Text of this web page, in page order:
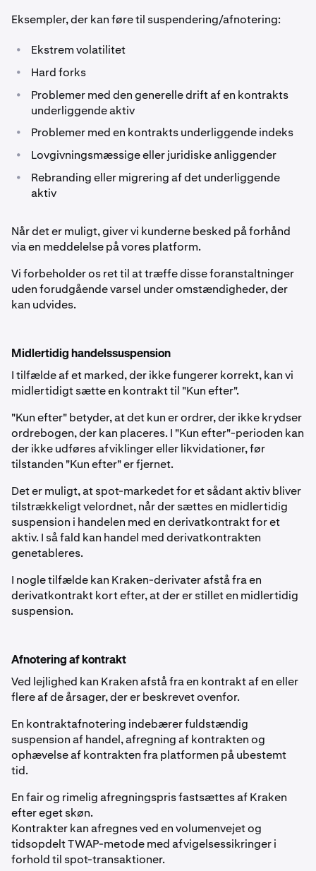
Eksempler, der kan føre til suspendering/afnotering:
• Ekstrem volatilitet
• Hard forks
•
Problemer med den generelle drift af en kontrakts
underliggende aktiv
• Problemer med en kontrakts underliggende indeks
• Lovgivningsmæssige eller juridiske anliggender
•
Rebranding eller migrering af det underliggende
aktiv
Når det er muligt, giver vi kunderne besked på forhånd
via en meddelelse på vores platform.
Vi forbeholder os ret til at træffe disse foranstaltninger
uden forudgående varsel under omstændigheder, der
kan udvides.
Midlertidig handelssuspension
I tilfælde af et marked, der ikke fungerer korrekt, kan vi
midlertidigt sætte en kontrakt til "Kun efter".
"Kun efter" betyder, at det kun er ordrer, der ikke krydser
ordrebogen, der kan placeres. I "Kun efter"-perioden kan
der ikke udføres afviklinger eller likvidationer, før
tilstanden "Kun efter" er fjernet.
Det er muligt, at spot-markedet for et sådant aktiv bliver
tilstrækkeligt velordnet, når der sættes en midlertidig
suspension i handelen med en derivatkontrakt for et
aktiv. I så fald kan handel med derivatkontrakten
genetableres.
I nogle tilfælde kan Kraken-derivater afstå fra en
derivatkontrakt kort efter, at der er stillet en midlertidig
suspension.
Afnotering af kontrakt
Ved lejlighed kan Kraken afstå fra en kontrakt af en eller
flere af de årsager, der er beskrevet ovenfor.
En kontraktafnotering indebærer fuldstændig
suspension af handel, afregning af kontrakten og
ophævelse af kontrakten fra platformen på ubestemt
tid.
En fair og rimelig afregningspris fastsættes af Kraken
efter eget skøn.
Kontrakter kan afregnes ved en volumenvejet og
tidsopdelt TWAP-metode med afvigelsessikringer i
forhold til spot-transaktioner.